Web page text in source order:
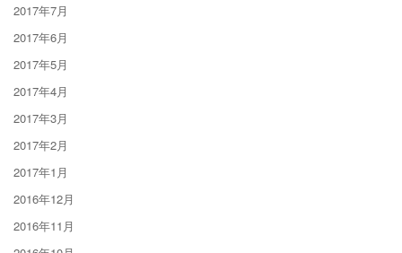
2017年7月
2017年6月
2017年5月
2017年4月
2017年3月
2017年2月
2017年1月
2016年12月
2016年11月